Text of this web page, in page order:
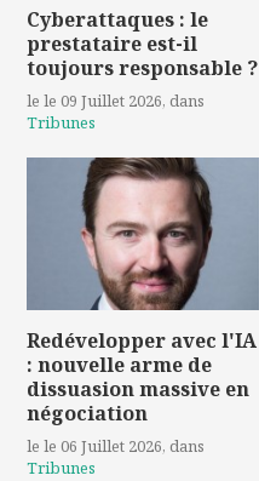
Cyberattaques : le
prestataire est-il
toujours responsable ?
le le 09 Juillet 2026, dans
Tribunes
Redévelopper avec l'IA
: nouvelle arme de
dissuasion massive en
négociation
le le 06 Juillet 2026, dans
Tribunes